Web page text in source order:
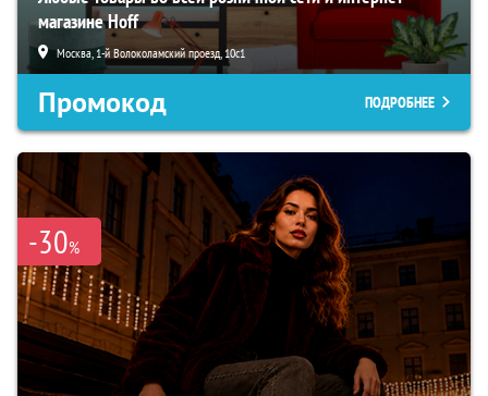
магазине Hoff
Москва, 1-й Волоколамский проезд, 10с1
Промокод ПОДРОБНЕЕ
-30%